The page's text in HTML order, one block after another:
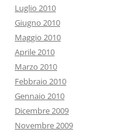
Luglio 2010
Giugno 2010
Maggio 2010
Aprile 2010
Marzo 2010
Febbraio 2010
Gennaio 2010
Dicembre 2009
Novembre 2009